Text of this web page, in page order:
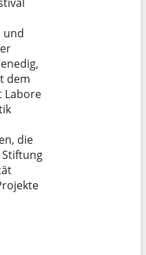
und
dem
Labore
die
Stiftung